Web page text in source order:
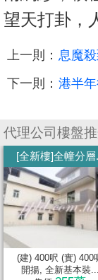
望天打卦，
上一則： 息魔
下一則： 港半
代理公司樓盤
[全新樓]全幢分層
(建) 400呎 (實) 400
開揚, 全新基本裝...